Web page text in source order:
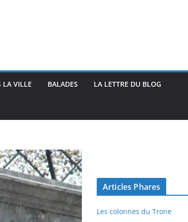
LA VILLE BALADES LA LETTRE DU BLOG
Articles Phares
Les colonnes du Trone